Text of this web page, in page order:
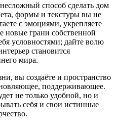
способ сделать дом
формы и текстуры вы не
с эмоциями, укрепляете
новые грани собственной
условностями; дайте волю
становится
мира.
вы создаёте и пространство
поддерживающее.
не только удобной, но и
себя и свои истинные